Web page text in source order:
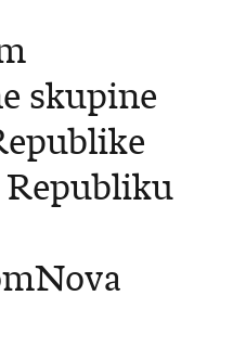
skupine